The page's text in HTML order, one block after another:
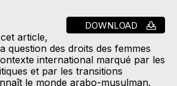
DOWNLOAD
article,
question des droits des femmes
international marqué par les
et par les transitions
le monde arabo-musulman.